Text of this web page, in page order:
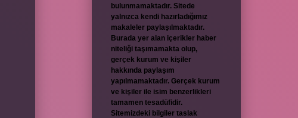
bulunmamaktadır. Sitede
yalnızca kendi hazırladığımız
makaleler paylaşılmaktadır.
Burada yer alan içerikler haber
niteliği taşımamakta olup,
gerçek kurum ve kişiler
hakkında paylaşım
yapılmamaktadır. Gerçek kurum
ve kişiler ile isim benzerlikleri
tamamen tesadüfidir.
Sitemizdeki bilgiler taslak